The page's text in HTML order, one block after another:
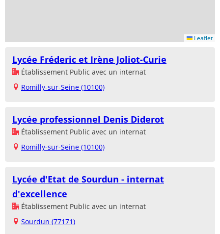
Leaflet
Lycée Fréderic et Irène Joliot-Curie
Établissement Public avec un internat
Romilly-sur-Seine (10100)
Lycée professionnel Denis Diderot
Établissement Public avec un internat
Romilly-sur-Seine (10100)
Lycée d'Etat de Sourdun - internat
d'excellence
Établissement Public avec un internat
Sourdun (77171)